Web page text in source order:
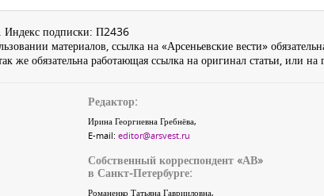
подписки: П2436
материалов, ссылка на «Арсеньевские вести»
же обязательна работающая ссылка на оригинал статьи, или на
Редактор:
Ирина Георгиевна Гребнёва,
E-mail: editor@arsvest.ru
Собственный корреспондент «АВ»
в Санкт-Петербурге:
Романенко Татьяна Гаврииловна,